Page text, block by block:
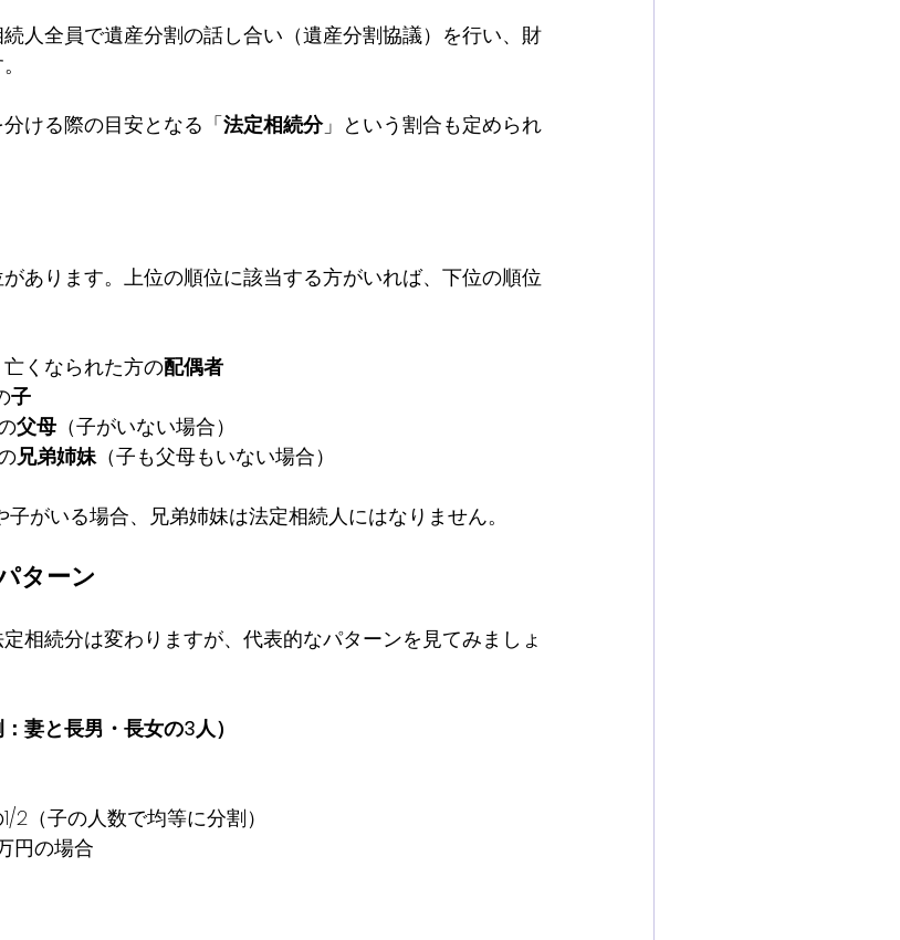
人全員で遺産分割の話し合い（遺産分割協議）を行い、財
ける際の目安となる「法定相続分」という割合も定められ
あります。上位の順位に該当する方がいれば、下位の順位
くなられた方の配偶者
子
父母 （子がいない場合）
兄弟姉妹（子も父母もいない場合）
がいる場合、兄弟姉妹は法定相続人にはなりません。
ターン
相続分は変わりますが、代表的なパターンを見てみましょ
妻と長男・長女の3人）
2（子の人数で均等に分割）
円の場合